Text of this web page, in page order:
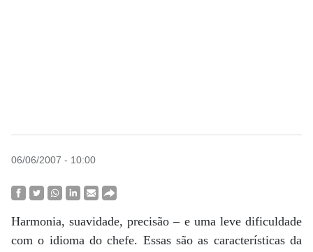
06/06/2007 - 10:00
Harmonia, suavidade, precisão – e uma leve dificuldade
com o idioma do chefe. Essas são as características da